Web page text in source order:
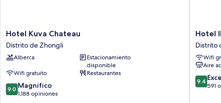
Hotel
Kuva
Chateau
Distrito
Zhongli
Hotel Kuva Chateau
Distrito de Zhongli
Alberca
Estacionamiento
disponible
Wifi gratuito
Restaurantes
9.0
de
9.0 Magnífico
1,188 opiniones
Hotel
IN
Distrito
de
Hotel
Distrito
Wifi
Aire
9.4
de
9.4
591